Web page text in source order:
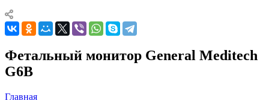
Фетальный монитор General Meditech
G6B
Главная